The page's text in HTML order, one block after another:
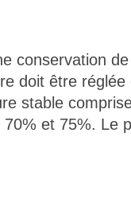
conservation
doit être réglée
stable
et 75%. Le